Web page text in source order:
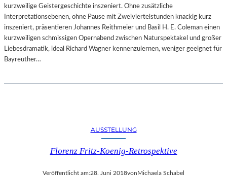
kurzweilige Geistergeschichte inszeniert. Ohne zusätzliche
Interpretationsebenen, ohne Pause mit Zweiviertelstunden knackig kurz
inszeniert, präsentieren Johannes Reithmeier und Basil H. E. Coleman einen
kurzweiligen schmissigen Opernabend zwischen Naturspektakel und großer
Liebesdramatik, ideal Richard Wagner kennenzulernen, weniger geeignet für
Bayreuther…
AUSSTELLUNG
Florenz Fritz-Koenig-Retrospektive
Veröffentlicht am:28. Juni 2018von Michaela Schabel